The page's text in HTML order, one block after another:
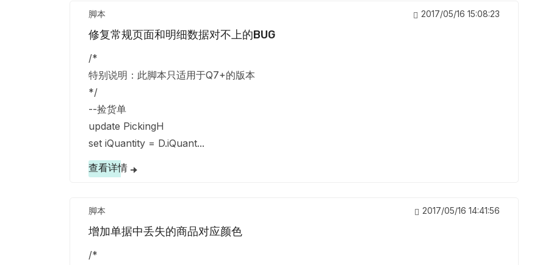
脚本 2017/05/16 15:08:23
修复常规页面和明细数据对不上的BUG
/*
特别说明：此脚本只适用于Q7+的版本
*/
--捡货单
update PickingH
set iQuantity = D.iQuant...
查看详情
脚本 2017/05/16 14:41:56
增加单据中丢失的商品对应颜色
/*